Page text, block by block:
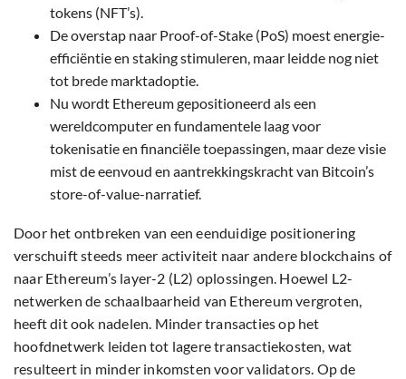
tokens (NFT’s).
De overstap naar Proof-of-Stake (PoS) moest energie-
efficiëntie en staking stimuleren, maar leidde nog niet
tot brede marktadoptie.
Nu wordt Ethereum gepositioneerd als een
wereldcomputer en fundamentele laag voor
tokenisatie en financiële toepassingen, maar deze visie
mist de eenvoud en aantrekkingskracht van Bitcoin’s
store-of-value-narratief.
Door het ontbreken van een eenduidige positionering
verschuift steeds meer activiteit naar andere blockchains of
naar Ethereum’s layer-2 (L2) oplossingen. Hoewel L2-
netwerken de schaalbaarheid van Ethereum vergroten,
heeft dit ook nadelen. Minder transacties op het
hoofdnetwerk leiden tot lagere transactiekosten, wat
resulteert in minder inkomsten voor validators. Op de